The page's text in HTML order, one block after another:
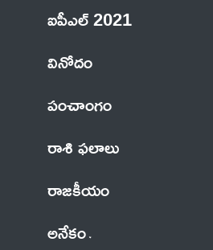
ఐపీఎల్ 2021
వినోదం
పంచాంగం
రాశి ఫలాలు
రాజకీయం
అనేకం